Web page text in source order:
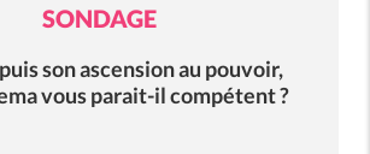
SONDAGE
son ascension au pouvoir,
vous parait-il compétent ?